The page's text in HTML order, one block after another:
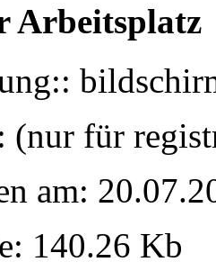
Arbeitsplatz
(nur für
am:
140.26 Kb